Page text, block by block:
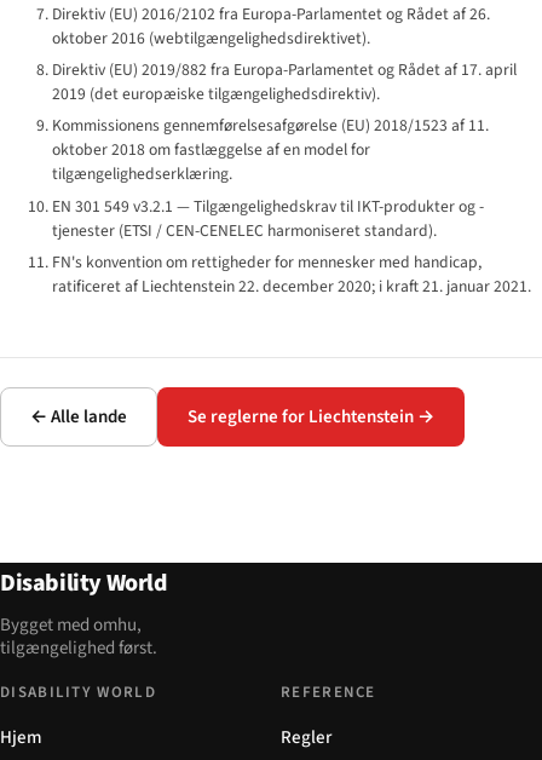
Direktiv (EU) 2016/2102 fra Europa-Parlamentet og Rådet af 26.
oktober 2016 (webtilgængelighedsdirektivet).
Direktiv (EU) 2019/882 fra Europa-Parlamentet og Rådet af 17. april
2019 (det europæiske tilgængelighedsdirektiv).
Kommissionens gennemførelses­afgørelse (EU) 2018/1523 af 11.
oktober 2018 om fastlæggelse af en model for
tilgængeligheds­erklæring.
EN 301 549 v3.2.1 — Tilgængeligheds­krav til IKT-produkter og -
tjenester (ETSI / CEN-CENELEC harmoniseret standard).
FN's konvention om rettigheder for mennesker med handicap,
ratificeret af Liechtenstein 22. december 2020; i kraft 21. januar 2021.
← Alle lande Se reglerne for Liechtenstein →
Disability World
Bygget med omhu,
tilgængelighed først.
DISABILITY WORLD
Hjem
REFERENCE
Regler